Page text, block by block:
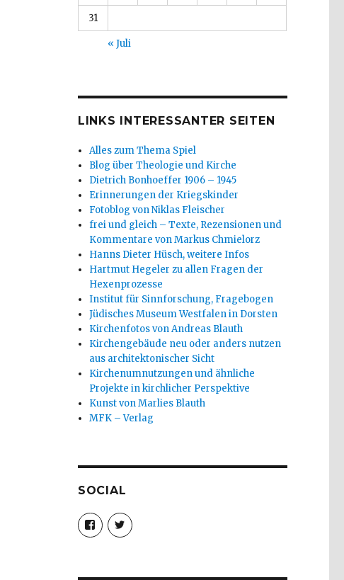
31
« Juli
LINKS INTERESSANTER SEITEN
Alles zum Thema Spiel
Blog über Theologie und Kirche
Dietrich Bonhoeffer 1906 – 1945
Erinnerungen der Kriegskinder
Fotoblog von Niklas Fleischer
frei und gleich – Texte, Rezensionen und
Kommentare von Markus Chmielorz
Hanns Dieter Hüsch, weitere Infos
Hartmut Hegeler zu allen Fragen der
Hexenprozesse
Institut für Sinnforschung, Fragebogen
Jüdisches Museum Westfalen in Dorsten
Kirchenfotos von Andreas Blauth
Kirchengebäude neu oder anders nutzen
aus architektonischer Sicht
Kirchenumnutzungen und ähnliche
Projekte in kirchlicher Perspektive
Kunst von Marlies Blauth
MFK – Verlag
SOCIAL
Profil
von
christoph.fleischer1
anzeigen
Profil
von
anzeigen